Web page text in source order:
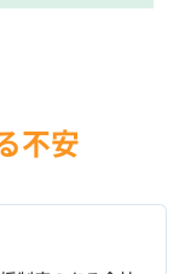
不安